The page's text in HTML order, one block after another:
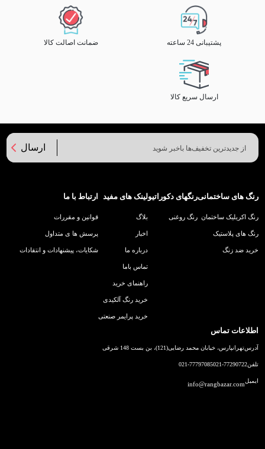
پشتیبانی 24 ساعته ضمانت اصالت کالا
ارسال سریع کالا
ارسال
رنگ های ساختمانی
رنگ اکریلیک ساختمان
رنگ های پلاستیک
خرید ضد زنگ
رنگهای دکوراتیو
رنگ روغنی
لینک های مفید
بلاگ
اخبار
درباره ما
تماس باما
راهنمای خرید
خرید رنگ آلکیدی
خرید پرایمر صنعتی
ارتباط با ما
قوانین و مقررات
پرسش ها ی متداول
شکایات، پیشنهادات و انتقادات
اطلاعات تماس
آدرستهرانپارس، خیابان محمد رضایی(121)، بن بست 148 شرقی
تلفن021-77290722
021-77797085
ایمیلinfo@rangbazar.com